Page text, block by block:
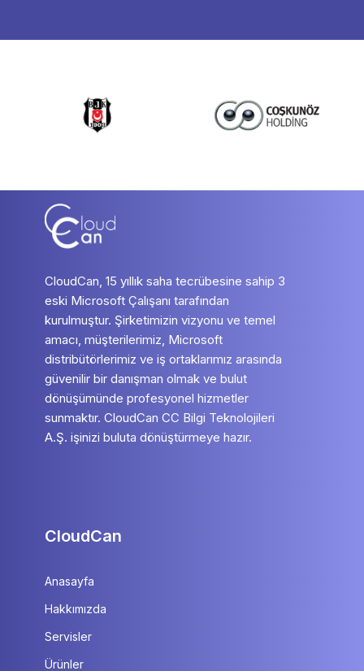
CloudCan, 15 yıllık saha tecrübesine sahip 3
eski Microsoft Çalışanı tarafından
kurulmuştur. Şirketimizin vizyonu ve temel
amacı, müşterilerimiz, Microsoft
distribütörlerimiz ve iş ortaklarımız arasında
güvenilir bir danışman olmak ve bulut
dönüşümünde profesyonel hizmetler
sunmaktır. CloudCan CC Bilgi Teknolojileri
A.Ş. işinizi buluta dönüştürmeye hazır.
CloudCan
Anasayfa
Hakkımızda
Servisler
Ürünler